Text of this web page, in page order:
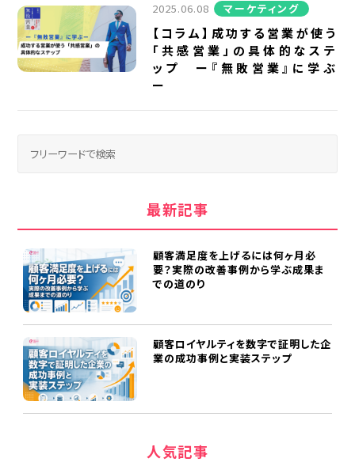
2025.06.08 マーケティング
【コラム】成功する営業が使う
「共感営業」の具体的なステ
ップ ー『無敗営業』に学ぶ
ー
最新記事
顧客満足度を上げるには何ヶ月必
要？実際の改善事例から学ぶ成果ま
での道のり
顧客ロイヤルティを数字で証明した企
業の成功事例と実装ステップ
人気記事